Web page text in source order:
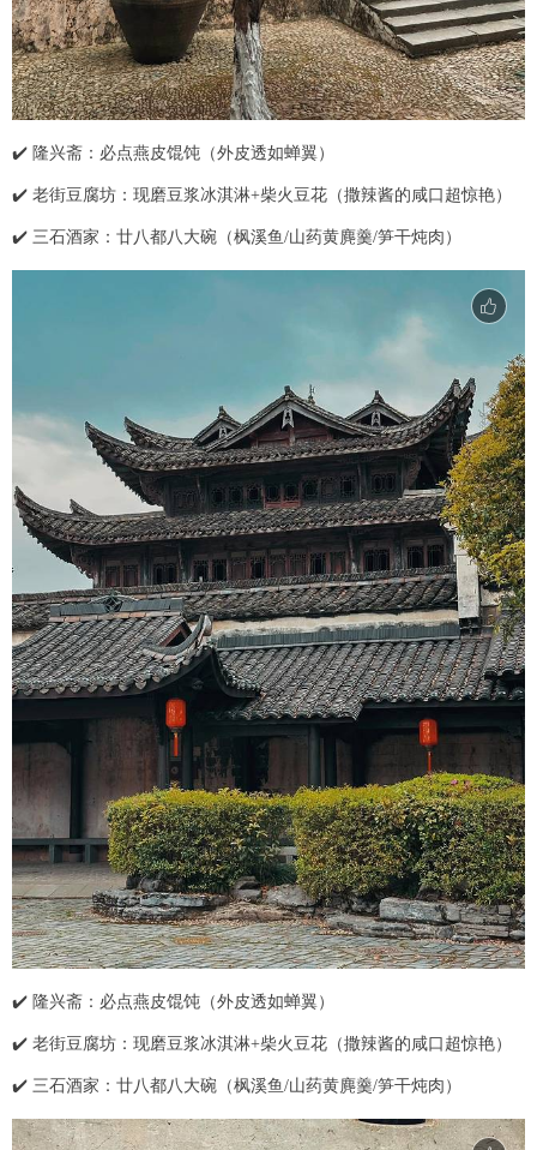
✔️ 隆兴斋：必点燕皮馄饨（外皮透如蝉翼）
✔️ 老街豆腐坊：现磨豆浆冰淇淋+柴火豆花（撒辣酱的咸口超惊艳）
✔️ 三石酒家：廿八都八大碗（枫溪鱼/山药黄麂羹/笋干炖肉）
✔️ 隆兴斋：必点燕皮馄饨（外皮透如蝉翼）
✔️ 老街豆腐坊：现磨豆浆冰淇淋+柴火豆花（撒辣酱的咸口超惊艳）
✔️ 三石酒家：廿八都八大碗（枫溪鱼/山药黄麂羹/笋干炖肉）